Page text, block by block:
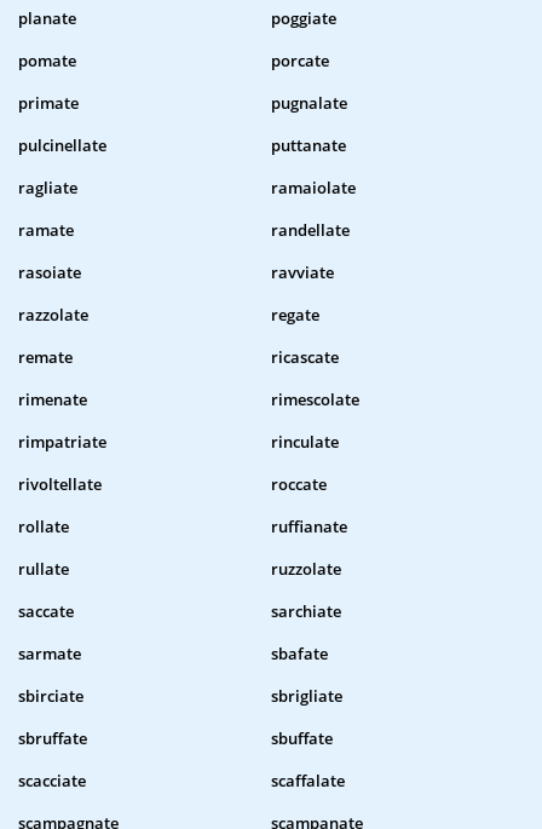
planate
poggiate
pomate
porcate
primate
pugnalate
pulcinellate
puttanate
ragliate
ramaiolate
ramate
randellate
rasoiate
ravviate
razzolate
regate
remate
ricascate
rimenate
rimescolate
rimpatriate
rinculate
rivoltellate
roccate
rollate
ruffianate
rullate
ruzzolate
saccate
sarchiate
sarmate
sbafate
sbirciate
sbrigliate
sbruffate
sbuffate
scacciate
scaffalate
scampagnate
scampanate